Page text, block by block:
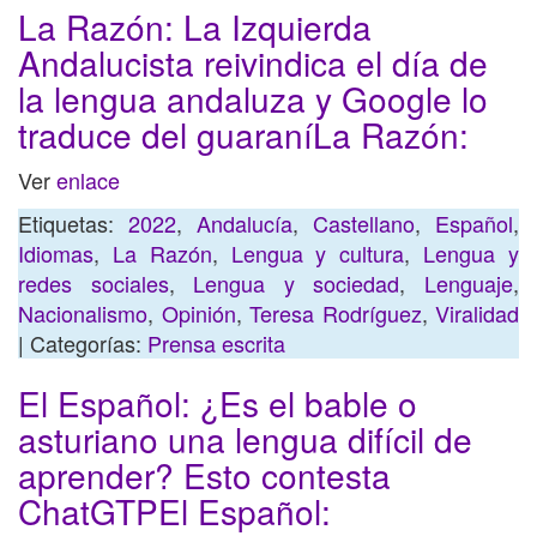
La Razón: La Izquierda
Andalucista reivindica el día de
la lengua andaluza y Google lo
traduce del guaraníLa Razón:
Verenlace
Etiquetas: 2022, Andalucía, Castellano, Español,
Idiomas, La Razón, Lengua y cultura, Lengua y
redes sociales, Lengua y sociedad, Lenguaje,
Nacionalismo, Opinión, Teresa Rodríguez, Viralidad
| Categorías: Prensa escrita
El Español: ¿Es el bable o
asturiano una lengua difícil de
aprender? Esto contesta
ChatGTPEl Español: